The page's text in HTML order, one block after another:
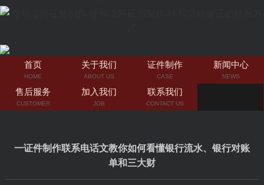
首页
HOME
关于我们
ABOUT US
证件制作
CASE
新闻中心
NEWS
售后服务
CUSTOMER
加入我们
JOB
联系我们
CONTACT US
一证件制作联系电话文教你如何看懂银行流水、银行对账
单和三大财